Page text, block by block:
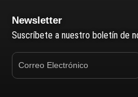
Newsletter
Suscríbete a nuestro boletín de